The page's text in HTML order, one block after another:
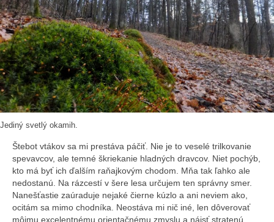
Jediný svetlý okamih.
Štebot vtákov sa mi prestáva páčiť. Nie je to veselé trilkovanie
spevavcov, ale temné škriekanie hladných dravcov. Niet pochýb,
kto má byť ich ďalším raňajkovým chodom. Mňa tak ľahko ale
nedostanú. Na rázcestí v šere lesa určujem ten správny smer.
Nanešťastie zaúraduje nejaké čierne kúzlo a ani neviem ako,
ocitám sa mimo chodníka. Neostáva mi nič iné, len dôverovať
môjmu excelentnému orientačnému zmyslu a nájsť stratenú